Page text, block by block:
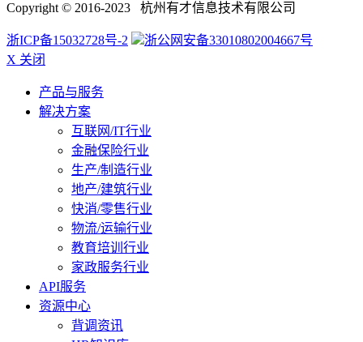
Copyright © 2016-2023 杭州有才信息技术有限公司
浙ICP备15032728号-2
浙公网安备33010802004667号
X 关闭
产品与服务
解决方案
互联网/IT行业
金融保险行业
生产/制造行业
地产/建筑行业
快消/零售行业
物流/运输行业
教育培训行业
家政服务行业
API服务
资源中心
背调资讯